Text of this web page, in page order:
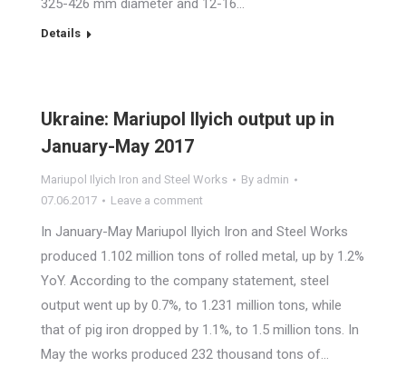
325-426 mm diameter and 12-16…
Details
Ukraine: Mariupol Ilyich output up in
January-May 2017
Mariupol Ilyich Iron and Steel Works By admin
07.06.2017
Leave a comment
In January-May Mariupol Ilyich Iron and Steel Works
produced 1.102 million tons of rolled metal, up by 1.2%
YoY. According to the company statement, steel
output went up by 0.7%, to 1.231 million tons, while
that of pig iron dropped by 1.1%, to 1.5 million tons. In
May the works produced 232 thousand tons of…